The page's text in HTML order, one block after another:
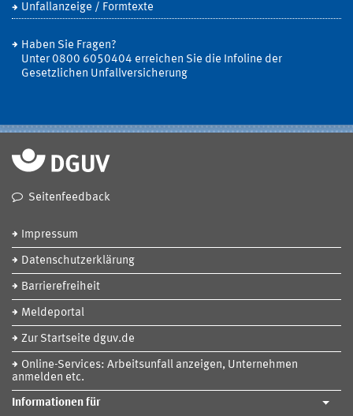
Unfallanzeige / Formtexte
Haben Sie Fragen?
Unter 0800 6050404 erreichen Sie die Infoline der
Gesetzlichen Unfallversicherung
Seitenfeedback
Impressum
Datenschutzerklärung
Barrierefreiheit
Meldeportal
Zur Startseite dguv.de
Online-Services: Arbeitsunfall anzeigen, Unternehmen
anmelden etc.
Informationen für